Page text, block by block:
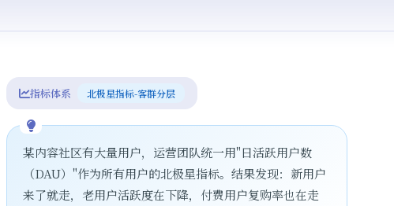
指标体系 北极星指标-客群分层
某内容社区有大量用户，运营团队统一用"日活跃用户数
（DAU）"作为所有用户的北极星指标。结果发现：新用户
来了就走，老用户活跃度在下降，付费用户复购率也在走